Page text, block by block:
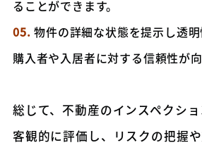
ることができます。
05.物件の詳細な状態を提示し透明
購入者や入居者に対する信頼性が向
総じて、不動産のインスペクシ
客観的に評価し、リスクの把握